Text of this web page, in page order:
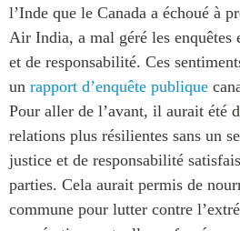
l’Inde que le Canada a échoué à
Air India, a mal géré les enquêtes
et de responsabilité. Ces
un rapport d’enquête publique
Pour aller de l’avant, il aurait été
relations plus résilientes sans un
justice et de responsabilité
parties. Cela aurait permis de
commune pour lutter contre